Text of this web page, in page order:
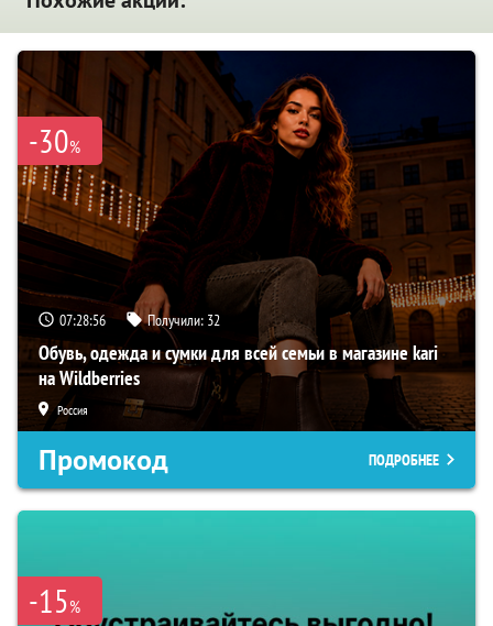
-30%
07:28:55 Получили: 32
Обувь, одежда и сумки для всей семьи в магазине kari
на Wildberries
Россия
Промокод ПОДРОБНЕЕ
-15%